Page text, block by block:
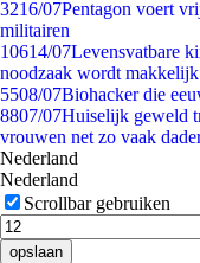
3216/07Pentagon voert
militairen
10614/07Levensvatbare
noodzaak wordt makkelijk
5508/07Biohacker die
8807/07Huiselijk geweld
vrouwen net zo vaak
Nederland
Nederland
Scrollbar gebruiken
opslaan